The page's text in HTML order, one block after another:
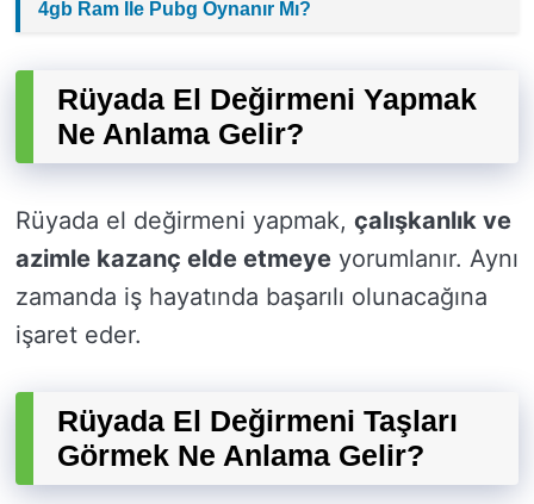
4gb Ram İle Pubg Oynanır Mı?
Rüyada El Değirmeni Yapmak
Ne Anlama Gelir?
Rüyada el değirmeni yapmak, çalışkanlık ve
azimle kazanç elde etmeye yorumlanır. Aynı
zamanda iş hayatında başarılı olunacağına
işaret eder.
Rüyada El Değirmeni Taşları
Görmek Ne Anlama Gelir?